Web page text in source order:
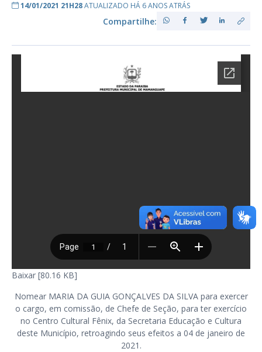
14/01/2021 21H28ATUALIZADO HÁ 6 ANOS ATRÁS
Compartilhe:
Baixar [80.16 KB]
Nomear MARIA DA GUIA GONÇALVES DA SILVA para exercer
o cargo, em comissão, de Chefe de Seção, para ter exercício
no Centro Cultural Fênix, da Secretaria Educação e Cultura
deste Município, retroagindo seus efeitos a 04 de janeiro de
2021.